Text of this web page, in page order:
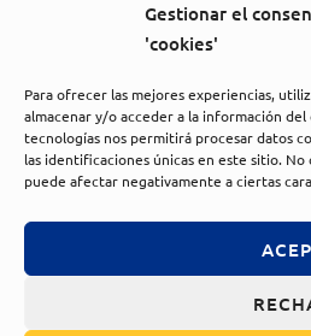
Gestionar el
'cookies'
Para ofrecer las mejores experiencias,
almacenar y/o acceder a la información
tecnologías nos permitirá procesar datos
las identificaciones únicas en este sitio.
puede afectar negativamente a ciertas